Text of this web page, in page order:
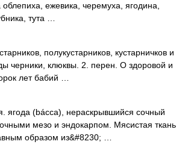
ежевика, черемуха, ягодина,
тута …
полукустарников, кустарничков и
черники, клюквы. 2. перен. О здоровой и
лет бабий …
ягода (bácca), нераскрывшийся сочный
мезо и эндокарпом. Мясистая ткань
образом из&#8230; …